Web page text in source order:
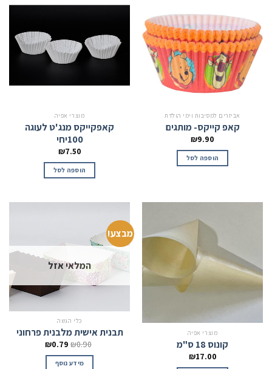
אביזרים למסיבות וימי הולדת
קאפ קייקס- מותגים
₪9.90
הוספה לסל
מוצרי אפיה
קאפקייקס מנג'ט לעוגה
100יחי
₪7.50
הוספה לסל
מוצרי אפיה
קונוס 18 ס"מ
₪17.00
מבצע!
המלאי אזל
כלי הגשה
תבנית אישית מלבנית פרחוני
₪0.90
₪0.79
מידע נוסף